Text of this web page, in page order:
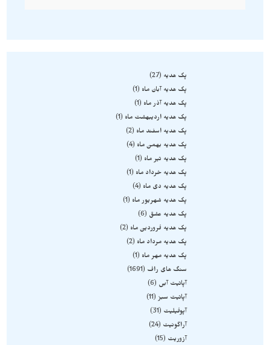
پک هدیه
27
پک هدیه آبان ماه
1
پک هدیه آذر ماه
1
پک هدیه اردیبهشت ماه
1
پک هدیه اسفند ماه
2
پک هدیه بهمن ماه
4
پک هدیه تیر ماه
1
پک هدیه خرداد ماه
1
پک هدیه دی ماه
4
پک هدیه شهریور ماه
1
پک هدیه عشق
6
پک هدیه فروردین ماه
2
پک هدیه مرداد ماه
2
پک هدیه مهر ماه
1
سنگ های راف
1691
آپاتیت آبی
6
آپاتیت سبز 11
آپوفیلیت
31
آراگونیت
24
آزوریت
15